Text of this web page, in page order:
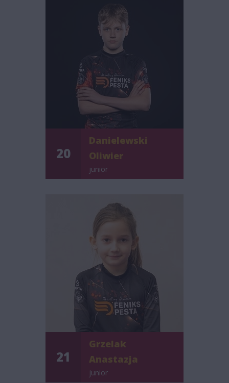
20
Danielewski
Oliwier
junior
21
Grzelak
Anastazja
junior